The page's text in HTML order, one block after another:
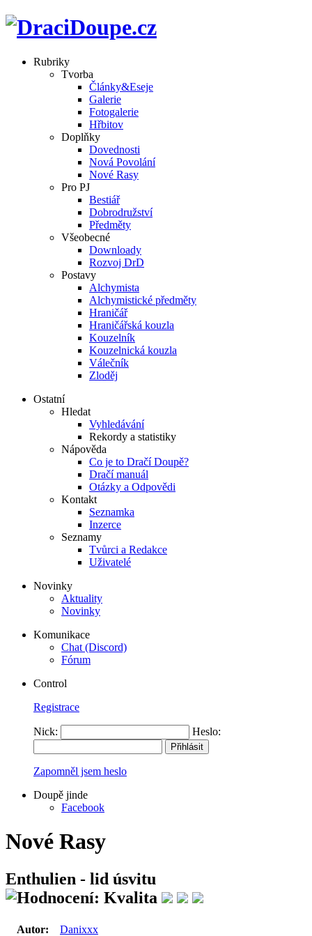
Rubriky
Tvorba
Články&Eseje
Galerie
Fotogalerie
Hřbitov
Doplňky
Dovednosti
Nová Povolání
Nové Rasy
Pro PJ
Bestiář
Dobrodružství
Předměty
Všeobecné
Downloady
Rozvoj DrD
Postavy
Alchymista
Alchymistické předměty
Hraničář
Hraničářská kouzla
Kouzelník
Kouzelnická kouzla
Válečník
Zloděj
Ostatní
Hledat
Vyhledávání
Rekordy a statistiky
Nápověda
Co je to Dračí Doupě?
Dračí manuál
Otázky a Odpovědi
Kontakt
Seznamka
Inzerce
Seznamy
Tvůrci a Redakce
Uživatelé
Novinky
Aktuality
Novinky
Komunikace
Chat (Discord)
Fórum
Control
Registrace
Nick: Heslo:
Zapomněl jsem heslo
Doupě jinde
Facebook
Nové Rasy
Enthulien - lid úsvitu
Autor:
Danixxx